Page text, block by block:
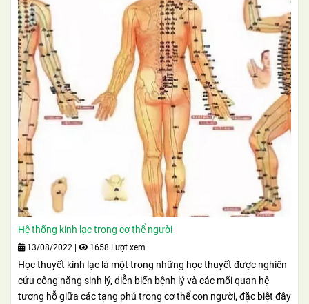
Hệ thống kinh lạc trong cơ thể người
13/08/2022 1658 Lượt xem
Học thuyết kinh lạc là một trong những học thuyết được nghiên
cứu công năng sinh lý, diễn biến bệnh lý và các mối quan hệ
tương hỗ giữa các tạng phủ trong cơ thể con người, đặc biệt đây